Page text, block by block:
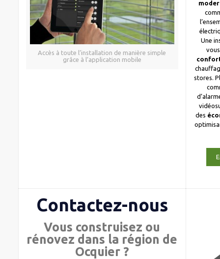
Accès à toute l’installation de manière simple
grâce à l’application mobile
Une
stores.
des
Contactez-nous
Vous construisez ou
rénovez dans la région de
Ocquier ?